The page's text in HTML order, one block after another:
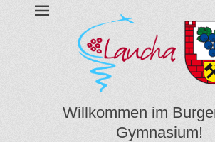
Gymnasium des Burgenlandkreises /
Willkommen im
Gymnasium!